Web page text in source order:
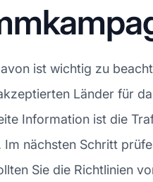
ist wichtig zu
Länder für
Information ist die
nächsten Schritt
Sie die Richtlinien